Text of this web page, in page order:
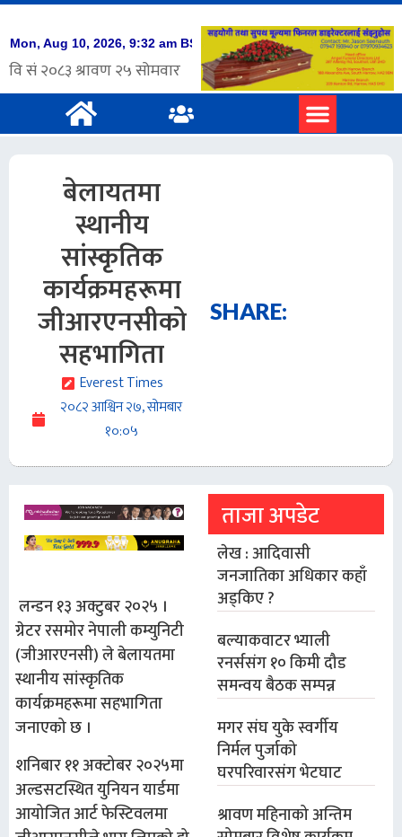
बेलायतमा
स्थानीय
सांस्कृतिक
कार्यक्रमहरूमा
जीआरएनसीको
सहभागिता
Everest Times
२०८२ आश्विन २७, सोमबार
१०:०५
SHARE:
लन्डन १३ अक्टुबर २०२५ ।
ग्रेटर रसमोर नेपाली कम्युनिटी
(जीआरएनसी) ले बेलायतमा
स्थानीय सांस्कृतिक
कार्यक्रमहरूमा सहभागिता
जनाएको छ ।
शनिबार ११ अक्टोबर २०२५मा
अल्डसटस्थित युनियन यार्डमा
आयोजित आर्ट फेस्टिवलमा
ताजा अपडेट
लेख : आदिवासी
जनजातिका अधिकार कहाँ
अड्किए ?
बल्याकवाटर भ्याली
रनर्ससंग १० किमी दौड
समन्वय बैठक सम्पन्न
मगर संघ युके स्वर्गीय
निर्मल पुर्जाको
घरपरिवारसंग भेटघाट
श्रावण महिनाको अन्तिम